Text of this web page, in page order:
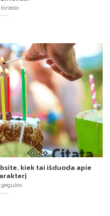
birželio
kiek tai išduoda apie
gegužės